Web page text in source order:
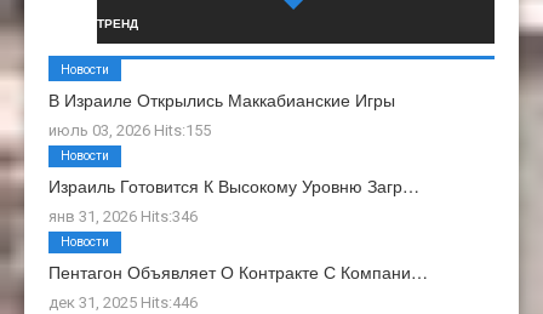
ТРЕНД
В Израиле Открылись Маккабианские Игры
июль 03, 2026 Hits:155
Новости
Израиль Готовится К Высокому Уровню Загр…
янв 31, 2026 Hits:346
Новости
Пентагон Объявляет О Контракте С Компани…
дек 31, 2025 Hits:446
Новости